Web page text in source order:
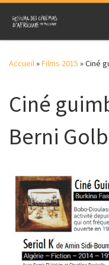
Skip to content
Accueil»Films 2015 »Ciné
Ciné
Berni